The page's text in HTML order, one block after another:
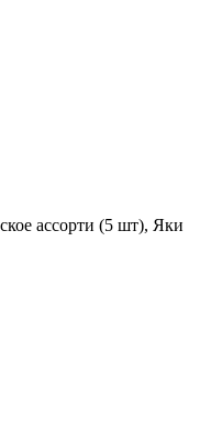
ассорти (5 шт), Яки